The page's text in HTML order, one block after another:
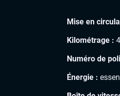
Mise en
Kilométrage :
Numéro de
Énergie :